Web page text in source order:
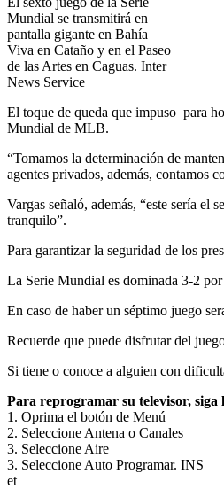
Mundial se transmitirá en
pantalla gigante en Bahía
Viva en Cataño y en el Paseo
de las Artes en Caguas. Inter
News Service
El toque de queda que impuso para
Mundial de MLB.
“Tomamos la determinación de
agentes privados, además, contamos
Vargas señaló, además, “este sería el
tranquilo”.
Para garantizar la seguridad de los
La Serie Mundial es dominada 3-2
En caso de haber un séptimo juego
Recuerde que puede disfrutar del
Si tiene o conoce a alguien con
Para reprogramar su televisor, siga
1. Oprima el botón de Menú
2. Seleccione Antena o Canales
3. Seleccione Aire
3. Seleccione Auto Programar. INS
et